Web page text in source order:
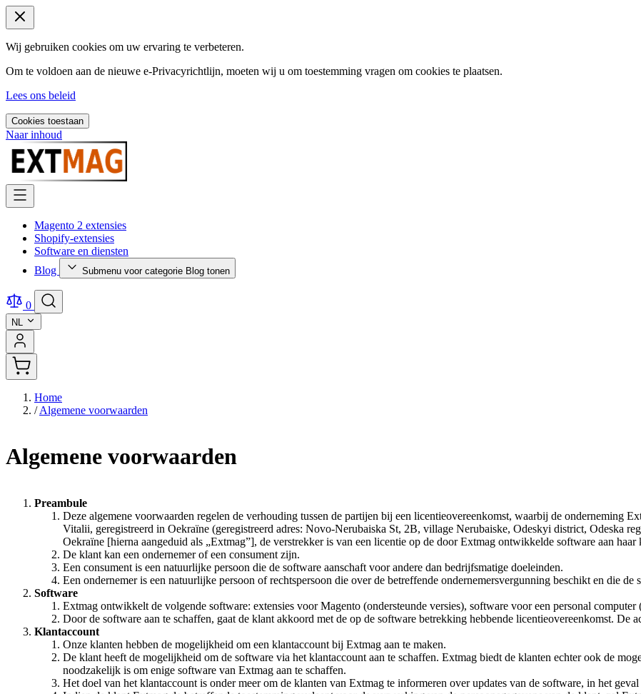
Wij gebruiken cookies om uw ervaring te verbeteren.
Om te voldoen aan de nieuwe e-Privacyrichtlijn, moeten wij u om toestemming vragen om cookies te plaatsen.
Lees ons beleid
Cookies toestaan
Naar inhoud
Magento 2 extensies
Shopify-extensies
Software en diensten
Blog
Submenu voor categorie Blog tonen
0
NL
Home
/ Algemene voorwaarden
Algemene voorwaarden
Preambule
Deze algemene voorwaarden regelen de verhouding tussen de partijen bij een licentieovereenkomst, waarbij de onderneming
Vitalii, geregistreerd in Oekraïne (geregistreerd adres: Novo-Nerubaiska St, 2B, village Nerubaiske, Odeskyi district, Odeska
Oekraïne [hierna aangeduid als „Extmag”], de verstrekker is van een licentie op de door Extmag ontwikkelde software aan
De klant kan een ondernemer of een consument zijn.
Een consument is een natuurlijke persoon die de software aanschaft voor andere dan bedrijfsmatige doeleinden.
Een ondernemer is een natuurlijke persoon of rechtspersoon die over de betreffende ondernemersvergunning beschikt en die
Software
Extmag ontwikkelt de volgende software: extensies voor Magento (ondersteunde versies), software voor een personal computer
Door de software aan te schaffen, gaat de klant akkoord met de op de software betrekking hebbende licentieovereenkomst. De
Klantaccount
Onze klanten hebben de mogelijkheid om een klantaccount bij Extmag aan te maken.
De klant heeft de mogelijkheid om de software via het klantaccount aan te schaffen. Extmag biedt de klanten echter ook de
noodzakelijk is om enige software van Extmag aan te schaffen.
Het doel van het klantaccount is onder meer om de klanten van Extmag te informeren over updates van de software, in het